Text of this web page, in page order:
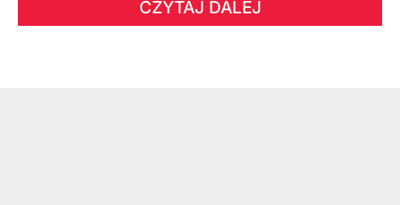
CZYTAJ DALEJ